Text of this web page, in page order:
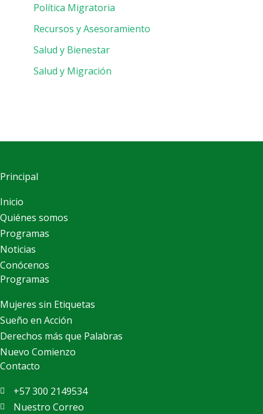
Política Migratoria
Recursos y Asesoramiento
Salud y Bienestar
Salud y Migración
Principal
Inicio
Quiénes somos
Programas
Noticias
Conócenos
Programas
Mujeres sin Etiquetas
Sueño en Acción
Derechos más que Palabras
Nuevo Comienzo
Contacto
+57 300 2149534
Nuestro Correo